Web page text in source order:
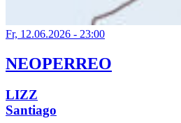
Fr, 12.06.2026 - 23:00
NEOPERREO
LIZZ
Santiago